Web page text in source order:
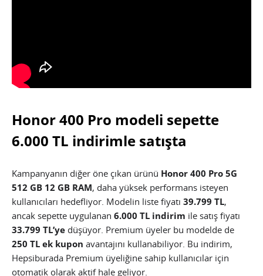
Honor 400 Pro modeli sepette
6.000 TL indirimle satışta
Kampanyanın diğer öne çıkan ürünü Honor 400 Pro 5G
512 GB 12 GB RAM, daha yüksek performans isteyen
kullanıcıları hedefliyor. Modelin liste fiyatı 39.799 TL,
ancak sepette uygulanan 6.000 TL indirim ile satış fiyatı
33.799 TL’ye düşüyor. Premium üyeler bu modelde de
250 TL ek kupon avantajını kullanabiliyor. Bu indirim,
Hepsiburada Premium üyeliğine sahip kullanıcılar için
otomatik olarak aktif hale geliyor.